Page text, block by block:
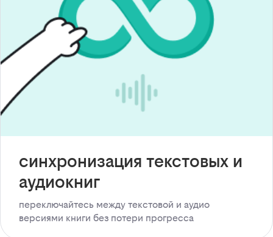
синхронизация текстовых и
аудиокниг
переключайтесь между текстовой и аудио
версиями книги без потери прогресса